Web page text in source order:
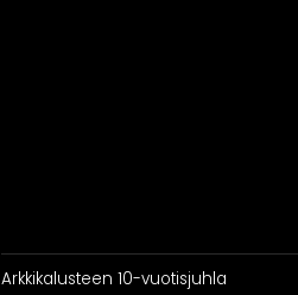
Arkkikalusteen 10-vuotisjuhla